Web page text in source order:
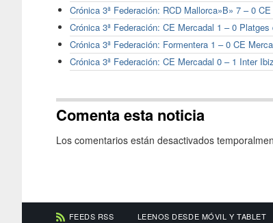
Crónica 3ª Federación: RCD Mallorca»B» 7 – 0
Crónica 3ª Federación: CE Mercadal 1 – 0 Platges
Crónica 3ª Federación: Formentera 1 – 0 CE
Crónica 3ª Federación: CE Mercadal 0 – 1 Inter
Comenta esta noticia
Los comentarios están desactivados
FEEDS RSS LEENOS DESDE MÓVIL Y TABLET